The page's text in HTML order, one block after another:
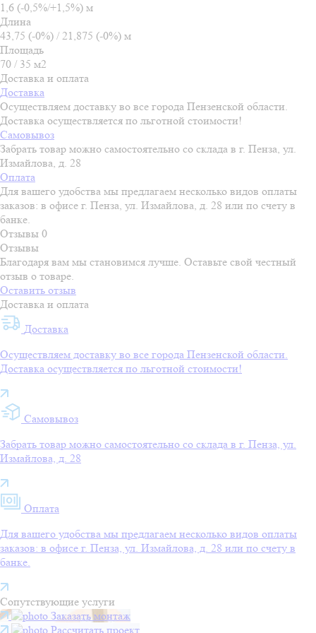
1,6 (-0,5%/+1,5%) м
Длина
43,75 (-0%) / 21,875 (-0%) м
Площадь
70 / 35 м2
Доставка и оплата
Доставка
Осуществляем доставку во все города Пензенской области.
Доставка осуществляется по льготной стоимости!
Самовывоз
Забрать товар можно самостоятельно со склада в г. Пенза, ул.
Измайлова, д. 28
Оплата
Для вашего удобства мы предлагаем несколько видов оплаты
заказов: в офисе г. Пенза, ул. Измайлова, д. 28 или по счету в
банке.
Отзывы 0
Отзывы
Благодаря вам мы становимся лучше. Оставьте свой честный
отзыв о товаре.
Оставить отзыв
Доставка и оплата
Доставка
Осуществляем доставку во все города Пензенской области.
Доставка осуществляется по льготной стоимости!
Самовывоз
Забрать товар можно самостоятельно со склада в г. Пенза, ул.
Измайлова, д. 28
Оплата
Для вашего удобства мы предлагаем несколько видов оплаты
заказов: в офисе г. Пенза, ул. Измайлова, д. 28 или по счету в
банке.
Сопутствующие услуги
Заказать монтаж
Рассчитать проект